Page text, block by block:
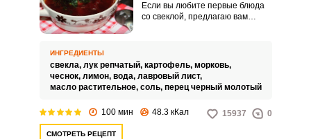
Если вы любите первые блюда
со свеклой, предлагаю вам
достаточно ароматным, вкусным
и сытным, несмотря на то, что
он постный и приготовлен на
воде.
ИНГРЕДИЕНТЫ
свекла, лук репчатый, картофель, морковь,
чеснок, лимон, вода, лавровый лист,
масло растительное, соль, перец черный молотый
100 мин 48.3 кКал 15937 0
СМОТРЕТЬ РЕЦЕПТ